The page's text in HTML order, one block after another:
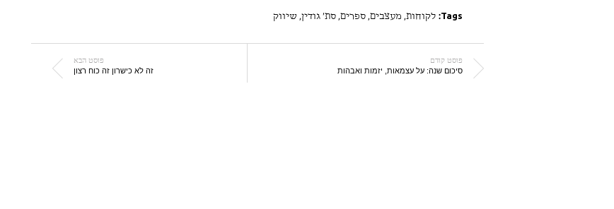
Tags: לקוחות, מעצבים,ספרים,סת׳ גודין, שיווק
פוסט קודם
סיכום שנה: על עצמאות, יזמות ואבהות
פוסט הבא
זה לא כישרון זה כוח רצון